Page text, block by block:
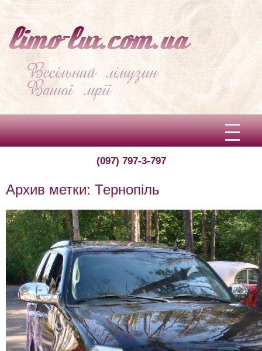
Про limo-lux
Ціни
Відгуки
ФотоЗвіт
Статті
Контакти
(097) 797-3-797
Архив метки: Тернопіль